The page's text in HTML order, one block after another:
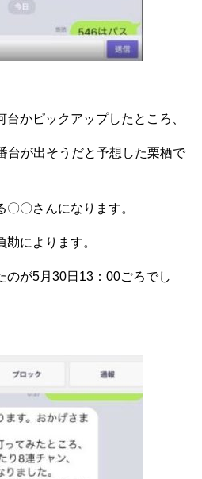
かピックアップしたところ、
台が出そうだと予想した栗栖で
〇さんになります。
によります。
のが5月30日13：00ごろでし